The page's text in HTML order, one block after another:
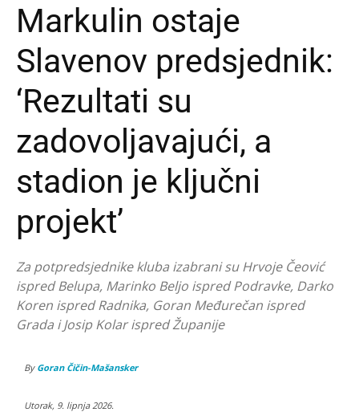
Markulin ostaje
Slavenov predsjednik:
‘Rezultati su
zadovoljavajući, a
stadion je ključni
projekt’
Za potpredsjednike kluba izabrani su Hrvoje Čeović
ispred Belupa, Marinko Beljo ispred Podravke, Darko
Koren ispred Radnika, Goran Međurečan ispred
Grada i Josip Kolar ispred Županije
By Goran Čičin-Mašansker
Utorak, 9. lipnja 2026.